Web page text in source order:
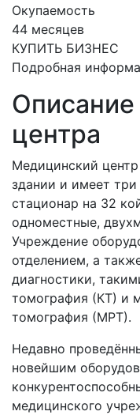
Окупаемость
44 месяцев
КУПИТЬ БИЗНЕС
Подробная
центра
Медицинский центр
здании и имеет
стационар на 32
одноместные,
Учреждение
отделением, а
диагностики,
томография (КТ) и
томография (МРТ).
Недавно
новейшим
медицинского